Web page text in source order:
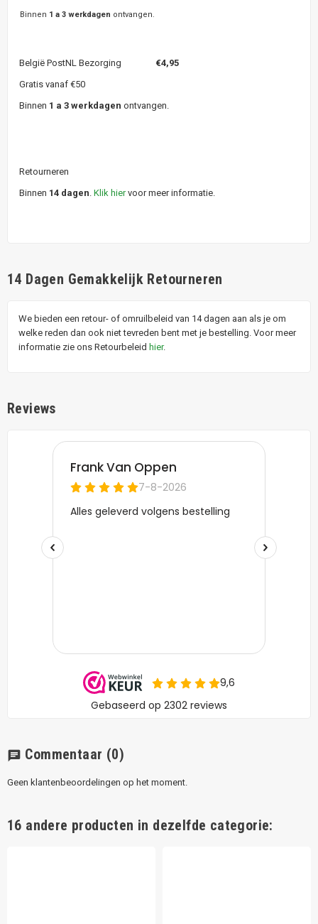
Binnen 1 a 3 werkdagen ontvangen.
België PostNL Bezorging €4,95
Gratis vanaf €50
Binnen 1 a 3 werkdagen ontvangen.
Retourneren
Binnen 14 dagen Klik hiervoor meer informatie.
14 Dagen Gemakkelijk Retourneren
We bieden een retour- of omruilbeleid van 14 dagen aan als je om
welke reden dan ook niet tevreden bent met je bestelling. Voor meer
informatie zie ons Retourbeleid hier.
Reviews
chat Commentaar (0)
Geen klantenbeoordelingen op het moment.
16 andere producten in dezelfde categorie: